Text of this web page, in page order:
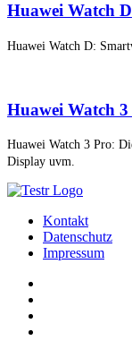
Huawei Watch D
Huawei Watch D:
Huawei Watch 3
Huawei Watch 3 Pro:
Display uvm.
Kontakt
Datenschutz
Impressum